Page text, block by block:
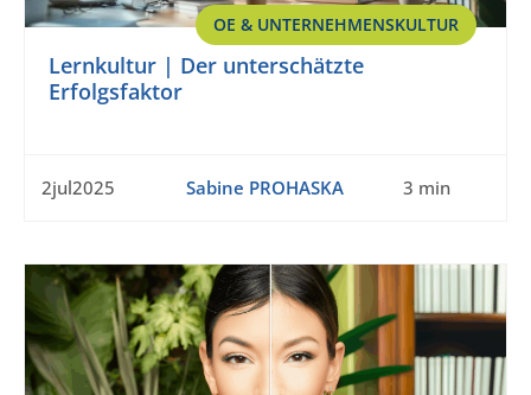
OE & UNTERNEHMENSKULTUR
Lernkultur | Der unterschätzte
Erfolgsfaktor
2jul2025 Sabine PROHASKA 3 min